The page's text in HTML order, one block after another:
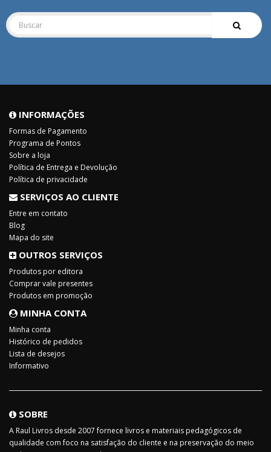
INFORMAÇÕES
Formas de Pagamento
Programa de Pontos
Sobre a loja
Política de Entrega e Devolução
Política de privacidade
SERVIÇOS AO CLIENTE
Entre em contato
Blog
Mapa do site
OUTROS SERVIÇOS
Produtos por editora
Comprar vale presentes
Produtos em promoção
MINHA CONTA
Minha conta
Histórico de pedidos
Lista de desejos
Informativo
SOBRE
A Raul Livros desde 2007 fornece livros e materiais pedagógicos de
qualidade com foco na satisfação do cliente e na preservação do meio